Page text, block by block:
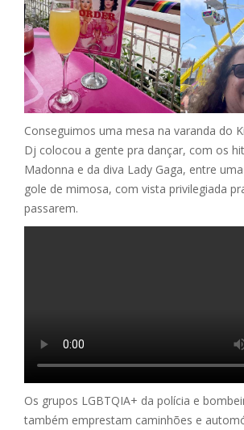
Conseguimos uma mesa na varanda do
Dj colocou a gente pra dançar, com os
Madonna e da diva Lady Gaga, entre
gole de mimosa, com vista privilegiada
passarem.
Os grupos LGBTQIA+ da polícia e
também emprestam caminhões e